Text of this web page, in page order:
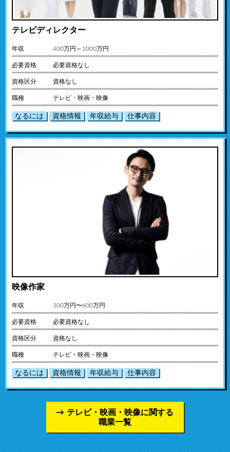
テレビディレクター
年収 400万円～1000万円
必要資格 必要資格なし
資格区分 資格なし
職種 テレビ・映画・映像
なるには 資格情報 年収給与 仕事内容
映像作家
年収 300万円〜600万円
必要資格 必要資格なし
資格区分 資格なし
職種 テレビ・映画・映像
なるには 資格情報 年収給与 仕事内容
テレビ・映画・映像に関する
職業一覧